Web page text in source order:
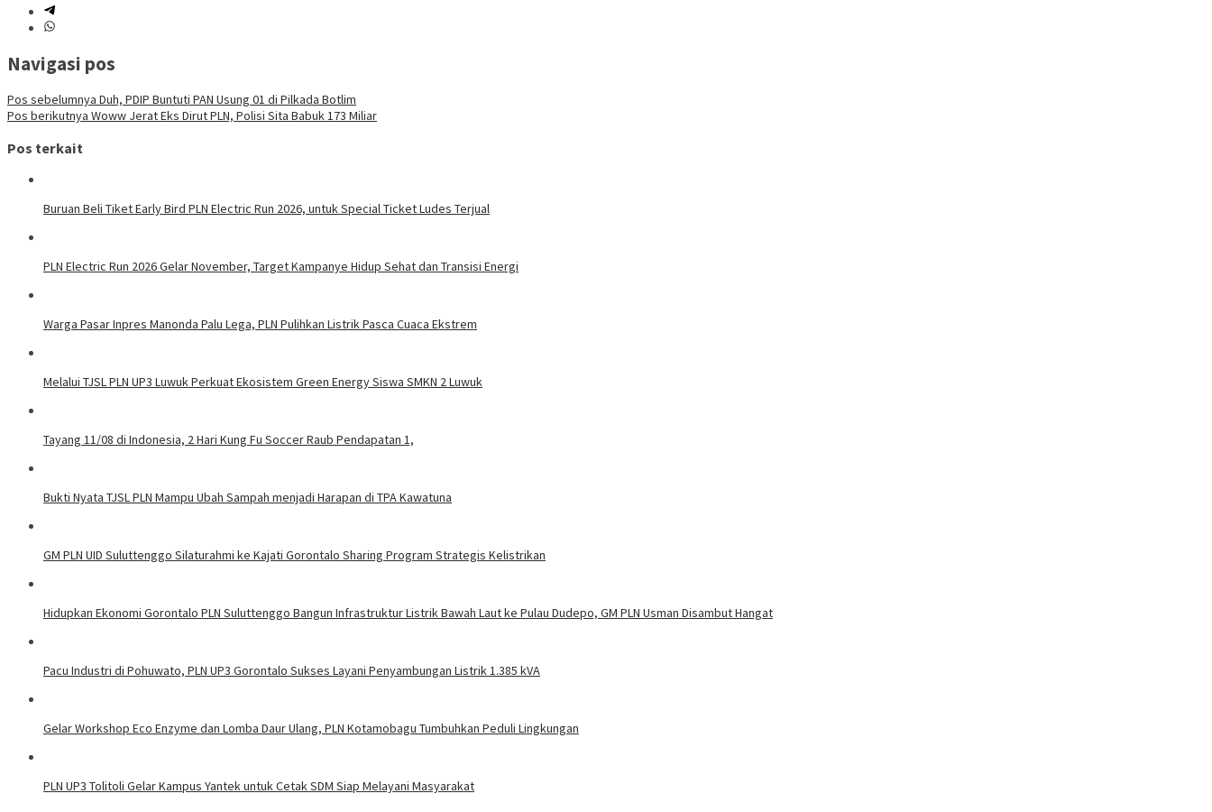
Navigasi pos
Pos sebelumnya Duh, PDIP Buntuti PAN Usung 01 di Pilkada Botlim
Pos berikutnya Woww Jerat Eks Dirut PLN, Polisi Sita Babuk 173 Miliar
Pos terkait
Buruan Beli Tiket Early Bird PLN Electric Run 2026, untuk Special Ticket Ludes Terjual
PLN Electric Run 2026 Gelar November, Target Kampanye Hidup Sehat dan Transisi Energi
Warga Pasar Inpres Manonda Palu Lega, PLN Pulihkan Listrik Pasca Cuaca Ekstrem
Melalui TJSL PLN UP3 Luwuk Perkuat Ekosistem Green Energy Siswa SMKN 2 Luwuk
Tayang 11/08 di Indonesia, 2 Hari Kung Fu Soccer Raub Pendapatan 1,
Bukti Nyata TJSL PLN Mampu Ubah Sampah menjadi Harapan di TPA Kawatuna
GM PLN UID Suluttenggo Silaturahmi ke Kajati Gorontalo Sharing Program Strategis Kelistrikan
Hidupkan Ekonomi Gorontalo PLN Suluttenggo Bangun Infrastruktur Listrik Bawah Laut ke Pulau Dudepo, GM PLN Usman Disambut Hangat
Pacu Industri di Pohuwato, PLN UP3 Gorontalo Sukses Layani Penyambungan Listrik 1.385 kVA
Gelar Workshop Eco Enzyme dan Lomba Daur Ulang, PLN Kotamobagu Tumbuhkan Peduli Lingkungan
PLN UP3 Tolitoli Gelar Kampus Yantek untuk Cetak SDM Siap Melayani Masyarakat